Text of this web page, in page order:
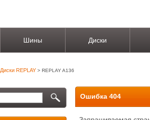
Шины Диски
Диски REPLAY > REPLAY A136
Ошибка 404